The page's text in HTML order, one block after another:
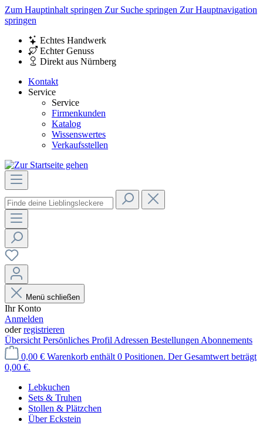
Zum Hauptinhalt springen Zur Suche springen Zur Hauptnavigation
springen
Echtes Handwerk
Echter Genuss
Direkt aus Nürnberg
Kontakt
Service
Service
Firmenkunden
Katalog
Wissenswertes
Verkaufsstellen
Menü schließen
Ihr Konto
Anmelden
oderregistrieren
Übersicht Persönliches Profil Adressen Bestellungen Abonnements
0,00 € Warenkorb enthält 0 Positionen. Der Gesamtwert beträgt
0,00 €.
Lebkuchen
Sets & Truhen
Stollen & Plätzchen
Über Eckstein